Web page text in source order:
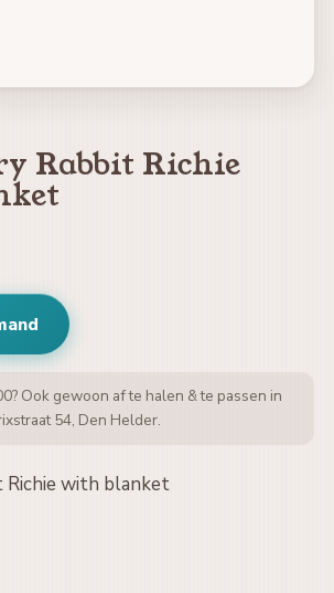
Rabbit Richie
Ook gewoon af te halen & te passen in
54, Den Helder.
Richie with blanket